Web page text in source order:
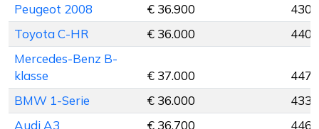
Peugeot 2008
€ 36.900
430
Toyota C-HR
€ 36.000
440
Mercedes-Benz B-
klasse
€ 37.000
447
BMW 1-Serie
€ 36.000
433
Audi A3
€ 36.700
446